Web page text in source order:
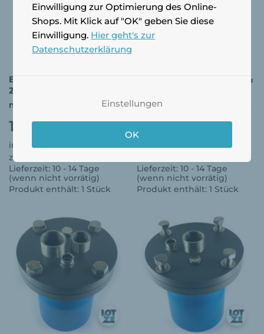
Brunnenkopf 125 PVC 5
Zoll
mit 1½ Zoll Edelstahlmuffe
183,00€
inkl. 19 % MwSt.
zzgl.
Lieferzeit: 10 - 14 Tage
(wenn nicht vorrätig)
Produkt enthält: 1 Stück
Brunnenkopf 115 PVC 4½
mit 1½ Zoll Edelstahlmuffe
162,00€
Lieferzeit:10 - 14 Tage
(wenn nicht vorrätig)
Produkt enthält: 1 Stück
Einwilligung zur Optimierung des Online-
Shops. Mit Klick auf "OK" geben Sie diese
Einwilligung. Hier geht's zur
Datenschutzerklärung
Einstellungen
OK